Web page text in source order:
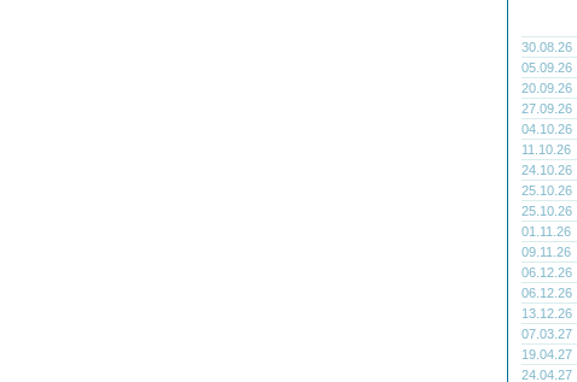
30.08.26
05.09.26
20.09.26
27.09.26
04.10.26
11.10.26
24.10.26
25.10.26
25.10.26
01.11.26
09.11.26
06.12.26
06.12.26
13.12.26
07.03.27
19.04.27
24.04.27